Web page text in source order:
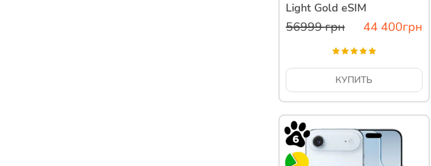
Light Gold eSIM
56999грн 44 400грн
КУПИТЬ